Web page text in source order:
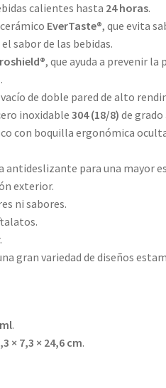
calientes hasta 24 horas.
EverTaste®, que evita
sabor de las bebidas.
, que ayuda a prevenir
de doble pared de alto
inoxidable304 (18/8) de
con boquilla ergonómica
antideslizante para una mayor
exterior.
ni sabores.
gran variedad de diseños
.
× 7,3 × 24,6 cm.